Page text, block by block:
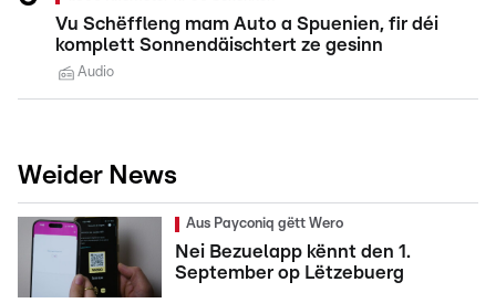
Vu Schëffleng mam Auto a Spuenien, fir déi
komplett Sonnendäischtert ze gesinn
Audio
Weider News
Aus Payconiq gëtt Wero
Nei Bezuelapp kënnt den 1.
September op Lëtzebuerg